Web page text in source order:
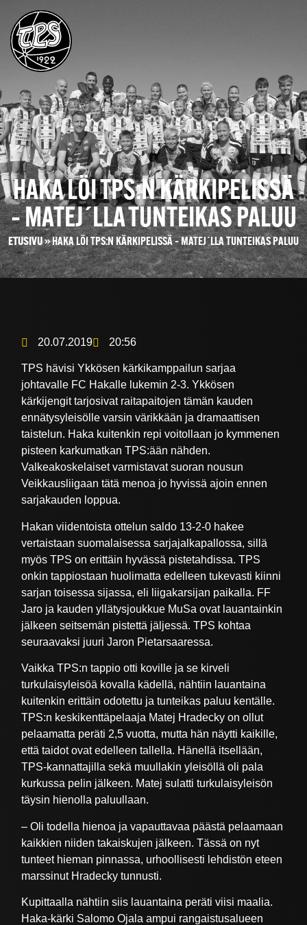
HAKA LÖI TPS:N KÄRKIPELISSÄ
– MATEJ´LLA TUNTEIKAS PALUU
ETUSIVU»HAKA LÖI TPS:N KÄRKIPELISSÄ – MATEJ´LLA TUNTEIKAS PALUU
20.07.2019 20:56
TPS hävisi Ykkösen kärkikamppailun sarjaa
johtavalle FC Hakalle lukemin 2-3. Ykkösen
kärkijengit tarjosivat raitapaitojen tämän kauden
ennätysyleisölle varsin värikkään ja dramaattisen
taistelun. Haka kuitenkin repi voitollaan jo kymmenen
pisteen karkumatkan TPS:ään nähden.
Valkeakoskelaiset varmistavat suoran nousun
Veikkausliigaan tätä menoa jo hyvissä ajoin ennen
sarjakauden loppua.
Hakan viidentoista ottelun saldo 13-2-0 hakee
vertaistaan suomalaisessa sarjajalkapallossa, sillä
myös TPS on erittäin hyvässä pistetahdissa. TPS
onkin tappiostaan huolimatta edelleen tukevasti kiinni
sarjan toisessa sijassa, eli liigakarsijan paikalla. FF
Jaro ja kauden yllätysjoukkue MuSa ovat lauantainkin
jälkeen seitsemän pistettä jäljessä. TPS kohtaa
seuraavaksi juuri Jaron Pietarsaaressa.
Vaikka TPS:n tappio otti koville ja se kirveli
turkulaisyleisöä kovalla kädellä, nähtiin lauantaina
kuitenkin erittäin odotettu ja tunteikas paluu kentälle.
TPS:n keskikenttäpelaaja Matej Hradecky on ollut
pelaamatta peräti 2,5 vuotta, mutta hän näytti kaikille,
että taidot ovat edelleen tallella. Hänellä itsellään,
TPS-kannattajilla sekä muullakin yleisöllä oli pala
kurkussa pelin jälkeen. Matej sulatti turkulaisyleisön
täysin hienolla paluullaan.
– Oli todella hienoa ja vapauttavaa päästä pelaamaan
kaikkien niiden takaiskujen jälkeen. Tässä on nyt
tunteet hieman pinnassa, urhoollisesti lehdistön eteen
marssinut Hradecky tunnusti.
Kupittaalla nähtiin siis lauantaina peräti viisi maalia.
Haka-kärki Salomo Ojala ampui rangaistusalueen